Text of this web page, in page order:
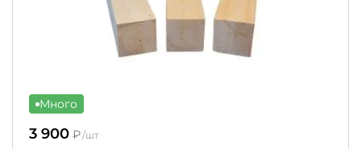
Много
3 900 ₽/шт